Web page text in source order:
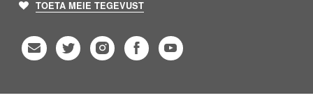
TOETA MEIE TEGEVUST